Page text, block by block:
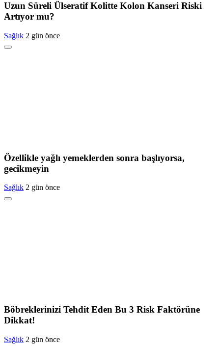
Uzun Süreli Ülseratif Kolitte Kolon Kanseri Riski
Artıyor mu?
Sağlık 2 gün önce
Özellikle yağlı yemeklerden sonra başlıyorsa,
gecikmeyin
Sağlık 2 gün önce
Böbreklerinizi Tehdit Eden Bu 3 Risk Faktörüne
Dikkat!
Sağlık 2 gün önce